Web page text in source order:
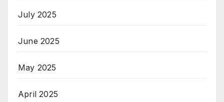
July 2025
June 2025
May 2025
April 2025